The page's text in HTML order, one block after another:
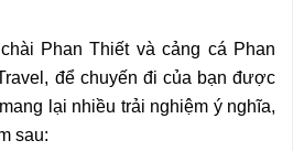
Phan Thiết và cảng cá Phan
để chuyến đi của bạn được
lại nhiều trải nghiệm ý nghĩa,
sau: